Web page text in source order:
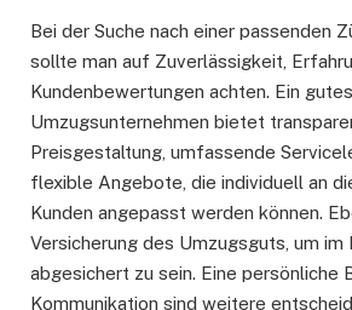
Bei der Suche nach einer passenden
sollte man auf Zuverlässigkeit,
Kundenbewertungen achten. Ein gutes
Umzugsunternehmen bietet
Preisgestaltung, umfassende
flexible Angebote, die individuell an
Kunden angepasst werden können.
Versicherung des Umzugsguts, um im
abgesichert zu sein. Eine persönliche
Kommunikation sind weitere